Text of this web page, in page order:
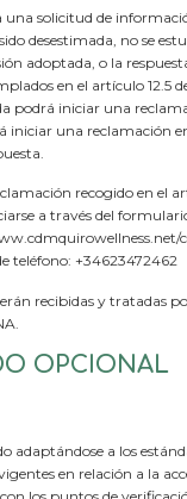
una solicitud de
desestimada, no se
adoptada, o la
en el artículo 12.5
podrá iniciar una
iniciar una reclamación
recogido en el
a través del
teléfono: +34623472462
recibidas y tratadas
OPCIONAL
adaptándose a los
en relación a la